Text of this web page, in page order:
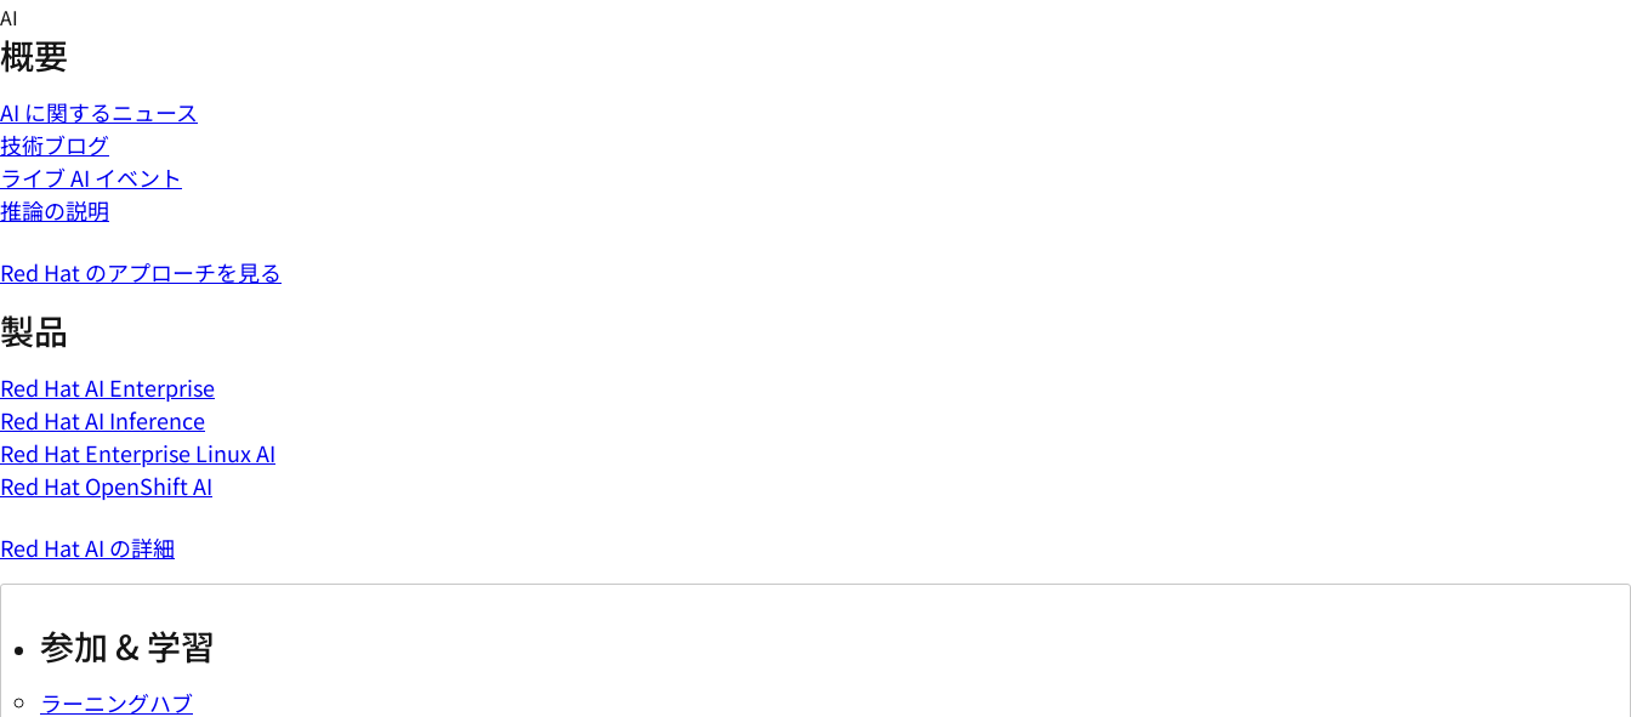
Skip
to
content
AI
概要
AI に関するニュース
技術ブログ
ライブ AI イベント
推論の説明
Red Hat のアプローチを見る
製品
Red Hat AI Enterprise
Red Hat AI Inference
Red Hat Enterprise Linux AI
Red Hat OpenShift AI
Red Hat AI の詳細
参加 & 学習
ラーニングハブ